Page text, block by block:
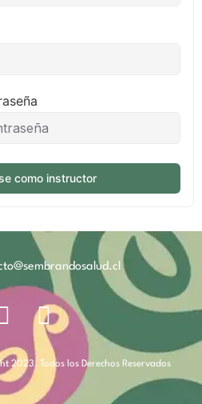
como instructor
2023. Todos los Derechos Reservados